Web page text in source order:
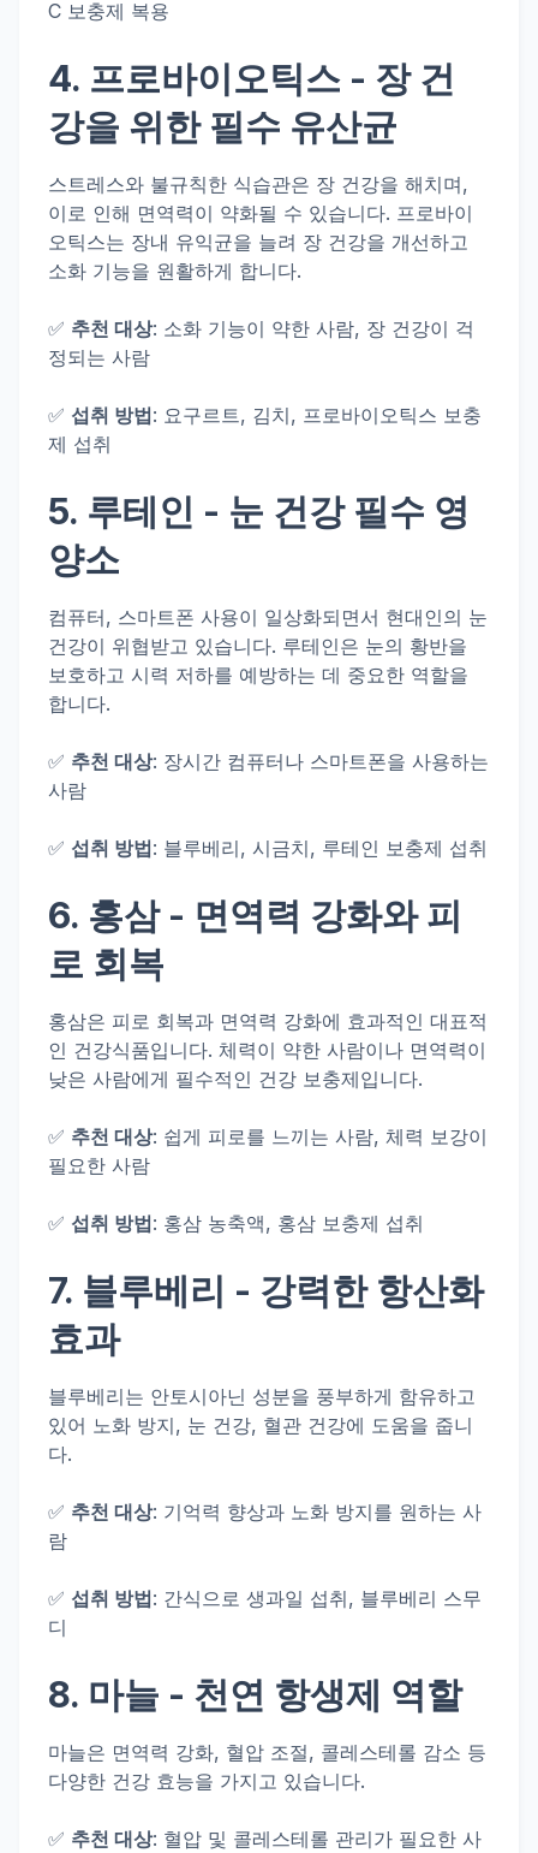
C 보충제 복용
4. 프로바이오틱스 - 장 건
강을 위한 필수 유산균
스트레스와 불규칙한 식습관은 장 건강을 해치며,
이로 인해 면역력이 약화될 수 있습니다. 프로바이
오틱스는 장내 유익균을 늘려 장 건강을 개선하고
소화 기능을 원활하게 합니다.
✅ 추천 대상: 소화 기능이 약한 사람, 장 건강이 걱
정되는 사람
✅ 섭취 방법: 요구르트, 김치, 프로바이오틱스 보충
제 섭취
5. 루테인 - 눈 건강 필수 영
양소
컴퓨터, 스마트폰 사용이 일상화되면서 현대인의 눈
건강이 위협받고 있습니다. 루테인은 눈의 황반을
보호하고 시력 저하를 예방하는 데 중요한 역할을
합니다.
✅ 추천 대상: 장시간 컴퓨터나 스마트폰을 사용하는
사람
✅ 섭취 방법: 블루베리, 시금치, 루테인 보충제 섭취
6. 홍삼- 면역력 강화와 피
로 회복
홍삼은 피로 회복과 면역력 강화에 효과적인 대표적
인 건강식품입니다. 체력이 약한 사람이나 면역력이
낮은 사람에게 필수적인 건강 보충제입니다.
✅ 추천 대상: 쉽게 피로를 느끼는 사람, 체력 보강이
필요한 사람
✅ 섭취 방법: 홍삼 농축액, 홍삼 보충제 섭취
7. 블루베리 - 강력한 항산화
효과
블루베리는 안토시아닌 성분을 풍부하게 함유하고
있어 노화 방지, 눈 건강, 혈관 건강에 도움을 줍니
다.
✅ 추천 대상: 기억력 향상과 노화 방지를 원하는 사
람
✅ 섭취 방법: 간식으로 생과일 섭취, 블루베리 스무
디
8. 마늘 - 천연 항생제 역할
마늘은 면역력 강화, 혈압 조절, 콜레스테롤 감소 등
다양한 건강 효능을 가지고 있습니다.
✅ 추천 대상: 혈압 및 콜레스테롤 관리가 필요한 사